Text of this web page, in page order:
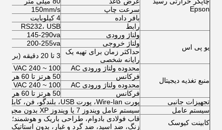
Epson
سرعت چاپ
150mm/s
بافر داده
4 کیلوبایت
رابط
RS232، USB
یو پی اس
ولتاژ ورودی
145-290va
ولتاژ خروجی
200-255va
حداکثر زمان برای تهیه یک
رایانه شخصی
3 تا 20 دقیقه (برای رایانه شخصی)
منبع تغذیه دیجیتال
محدوده ولتاژ ورودی AC
100 ~ 240 VAC
فرکانس
50 هرتز تا 60 هرتز
محدوده ولتاژ ورودی AC
100 ~ 240 VAC
فرکانس
50 هرتز تا 60 هرتز
تجهیزات جانبی
پورت Wire-lan، پورت USB، بلندگو، فن، کابل، پیچ و غیره.
سیستم عامل
سیستم عامل ویندوز 7 یا ویندوز XP بدون مجوز
کابینت کیوسک
قاب فولادی بادوام، طراحی باریک و
زنگ، ضد اسید، ضد گرد و غبار، بدون